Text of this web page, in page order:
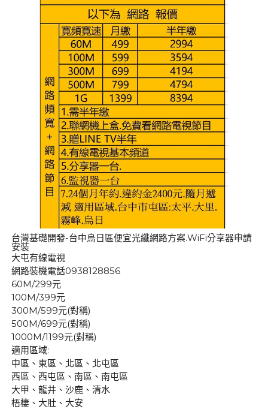
台灣基礎開發-台中烏日區便宜光纖網路方案.WiFi分享器申請
安裝
大屯有線電視
網路裝機電話0938128856
60M/299元
100M/399元
300M/599元(對稱)
500M/699元(對稱)
1000M/1199元(對稱)
適用區域:
中區、東區、北區、北屯區
西區、西屯區、南區、南屯區
大甲、龍井、沙鹿、清水
梧棲、大肚、大安